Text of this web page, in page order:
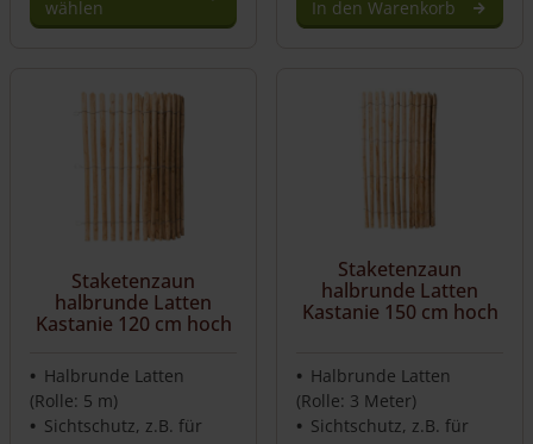
wählen
können
Produktseite
werden
In den Warenkorb
Staketenzaun
halbrunde Latten
Kastanie 120 cm hoch
Halbrunde Latten
(Rolle: 5 m)
Sichtschutz, z.B. für
Staketenzaun
halbrunde Latten
Kastanie 150 cm hoch
Halbrunde Latten
(Rolle: 3 Meter)
Sichtschutz, z.B. für